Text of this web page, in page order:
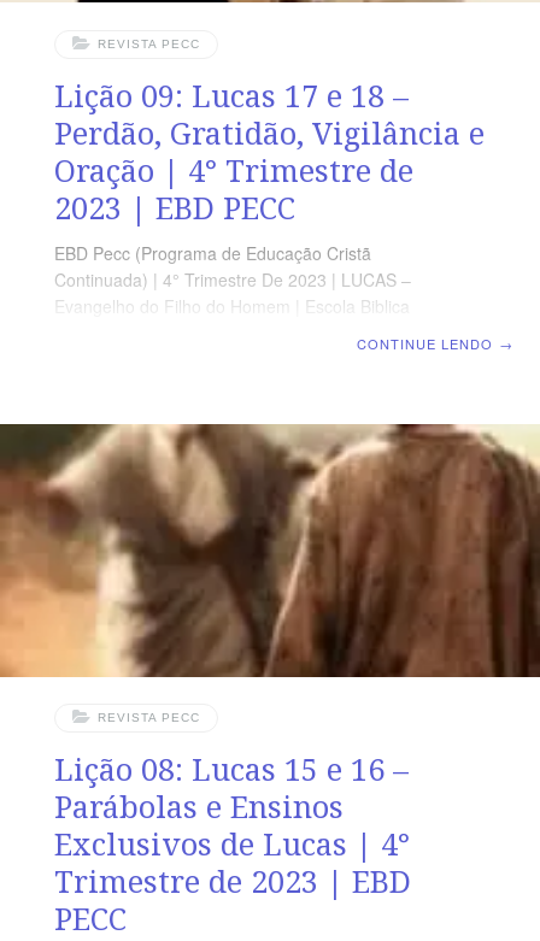
REVISTA PECC
Lição 09: Lucas 17 e 18 –
Perdão, Gratidão, Vigilância e
Oração | 4° Trimestre de
2023 | EBD PECC
EBD Pecc (Programa de Educação Cristã
Continuada) | 4° Trimestre De 2023 | LUCAS –
Evangelho do Filho do Homem | Escola Biblica
inclusive o número de páginas. ORIENTAÇÃO
PEDAGÓGICA Em Lucas 17 e 18 há 37 e 43 versos,
respectivamente. Sugerimos começar a aula lendo, com
todos os presentes, Lucas 17.1-24 (5 a 7 min.). A
revista
CONTINUE LENDO →
REVISTA PECC
Lição 08: Lucas 15 e 16 –
Parábolas e Ensinos
Exclusivos de Lucas | 4°
Trimestre de 2023 | EBD
PECC